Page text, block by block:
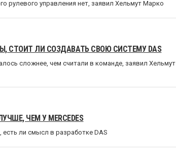
рулевого управления нет, заявил Хельмут Марко
СТОИТ ЛИ СОЗДАВАТЬ СВОЮ СИСТЕМУ DAS
сложнее, чем считали в команде, заявил Хельмут
ЧЕМ У MERCEDES
ли смысл в разработке DAS